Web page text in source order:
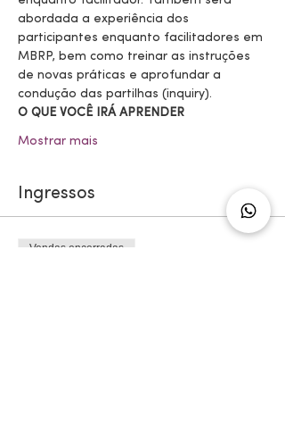
abordada a experiência dos
participantes enquanto facilitadores em
MBRP, bem como treinar as instruções
de novas práticas e aprofundar a
condução das partilhas (inquiry).
O QUE VOCÊ IRÁ APRENDER
Mostrar mais
Ingressos
Vendas encerradas